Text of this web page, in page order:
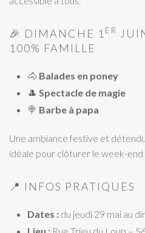
🎉 DIMANCHE 1 ER
100% FAMILLE
🐴 Balades en poney
🎩 Spectacle de magie
🍭 Barbe à papa
Une ambiance festive et
idéale pour clôturer le week-end
📍 INFOS PRATIQUES
Dates : du jeudi 29 mai au